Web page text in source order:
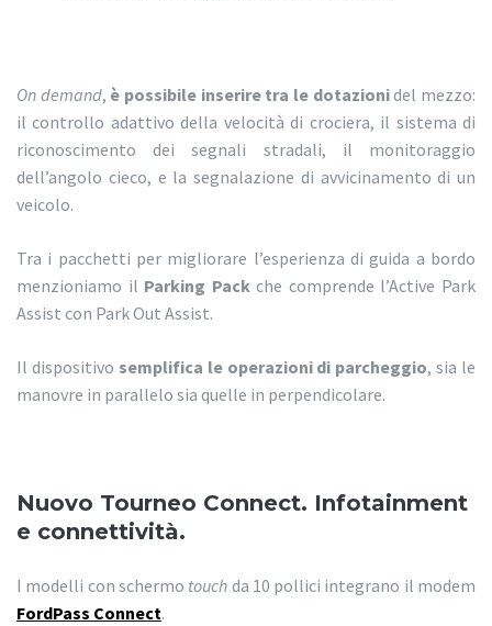
On demand, è possibile inserire tra le dotazionidel mezzo:
il controllo adattivo della velocità di crociera, il sistema di
riconoscimento dei segnali stradali, il monitoraggio
dell’angolo cieco, e la segnalazione di avvicinamento di un
veicolo.
Tra i pacchetti per migliorare l’esperienza di guida a bordo
menzioniamo il Parking Packche comprende l’Active Park
Assist con Park Out Assist.
Il dispositivo semplifica le operazioni di parcheggio, sia le
manovre in parallelo sia quelle in perpendicolare.
Nuovo Tourneo Connect. Infotainment
e connettività.
I modelli con schermo touch da 10 pollici integrano il modem
FordPass Connect.